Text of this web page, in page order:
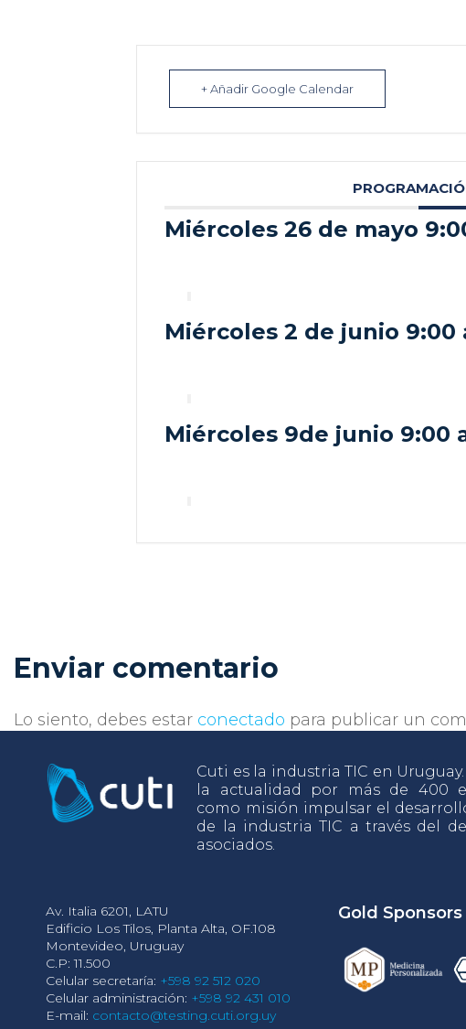
+ Añadir Google Calendar
Miércoles 26 de mayo
Miércoles 2 de junio 9:00
Miércoles 9de junio 9:00
Enviar comentario
Lo siento, debes estar conectado para publicar un
Cuti es la industria TIC en
la actualidad por más de 400
como misión impulsar el
de la industria TIC a través del
asociados.
Av. Italia 6201, LATU
Edificio Los Tilos, Planta Alta, OF.108
Montevideo, Uruguay
C.P: 11.500
Celular secretaría: +598 92 512 020
Celular administración: +598 92 431 010
E-mail: contacto@testing.cuti.org.uy
Gold Sponsors